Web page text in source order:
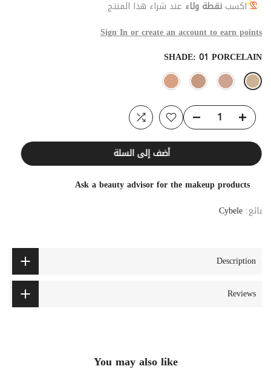
اكسب نقطة ولاء عند شراء هذا المنتج
Sign In or create an account to earn points
SHADE: 01 PORCELAIN
أضف إلى السلة
Ask a beauty advisor for the makeup products
بائع: Cybele
Description
Reviews
You may also like